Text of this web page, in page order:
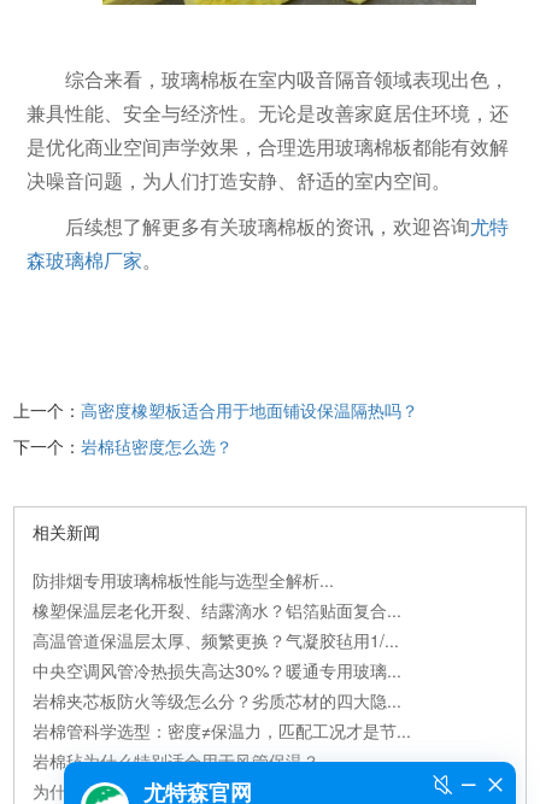
综合来看，玻璃棉板在室内吸音隔音领域表现出色，
兼具性能、安全与经济性。无论是改善家庭居住环境，还
是优化商业空间声学效果，合理选用玻璃棉板都能有效解
决噪音问题，为人们打造安静、舒适的室内空间。
后续想了解更多有关玻璃棉板的资讯，欢迎咨询尤特
森玻璃棉厂家。
上一个：高密度橡塑板适合用于地面铺设保温隔热吗？
下一个：岩棉毡密度怎么选？
相关新闻
防排烟专用玻璃棉板性能与选型全解析...
橡塑保温层老化开裂、结露滴水？铝箔贴面复合...
高温管道保温层太厚、频繁更换？气凝胶毡用1/...
中央空调风管冷热损失高达30%？暖通专用玻璃...
岩棉夹芯板防火等级怎么分？劣质芯材的四大隐...
岩棉管科学选型：密度≠保温力，匹配工况才是节...
岩棉毡为什么特别适合用于风管保温？...
为什么尤特森钢结构玻璃棉毡的保温效果优于...